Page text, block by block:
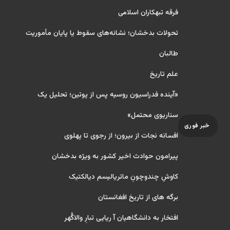
خبر فوری
فرقه تبهکاران اسلامی
تحولات بدخشان؛ نشانه‌های سقوط یا پایان مأموریت
طالبان
علم تاریخ
«آینده فدراسیون روسیه پس از پوتین؛ تحلیل یک
سناریوی محتمل»
افسانه نجات از بیرون؛ از رجوی تا پهلوی
پیرامون حوادث اخیر کشور به ویژه بدخشان
کاوشِ چندو‌چونِ ماتریالیسم دیالکتیک
برگه های از تاریخ افغانستان
افتخار به دانشگاهیان آ ریایی تبارِ والاگُهر